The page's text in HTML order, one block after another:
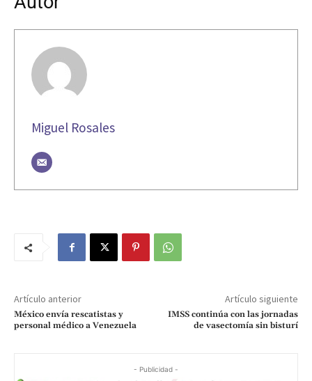
Miguel Rosales
Artículo anterior
México envía rescatistas y
personal médico a Venezuela
Artículo siguiente
IMSS continúa con las jornadas
de vasectomía sin bisturí
- Publicidad -